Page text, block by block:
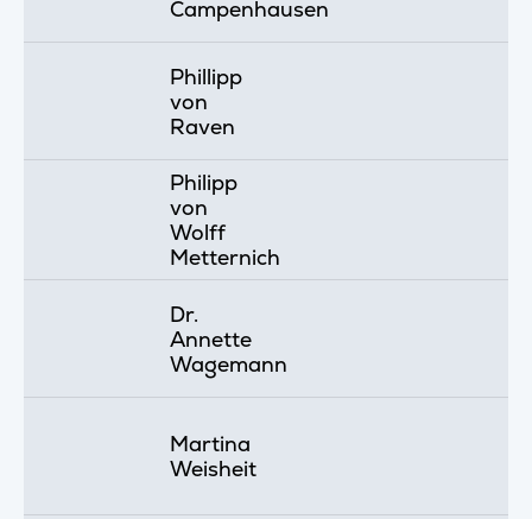
Campenhausen
Phillipp
von
Raven
Philipp
von
Wolff
Metternich
Dr.
Annette
Wagemann
Martina
Weisheit